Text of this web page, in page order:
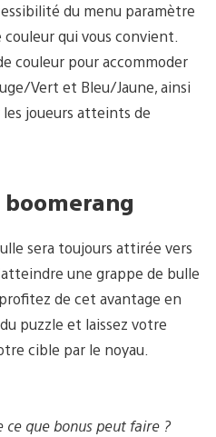
du menu paramètre
qui vous convient.
couleur pour accommoder
Vert et Bleu/Jaune, ainsi
les joueurs atteints de
boomerang
sera toujours attirée vers
une grappe de bulle
de cet avantage en
puzzle et laissez votre
cible par le noyau.
que bonus peut faire ?